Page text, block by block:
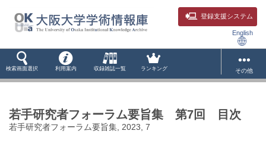
登録支援システム
English
検索画面選択 利用案内 収録雑誌一覧 ランキング その他
若手研究者フォーラム要旨集 第7回 目次
若手研究者フォーラム要旨集, 2023, 7